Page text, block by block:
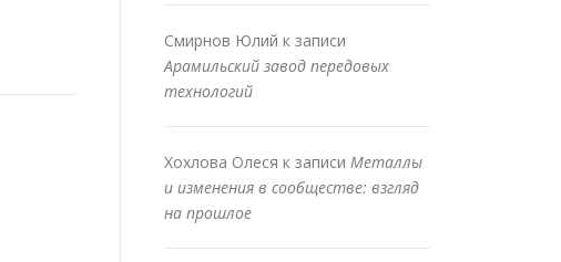
Смирнов Юлий к записи
Арамильский завод передовых
технологий
Хохлова Олеся к записи Металлы
и изменения в сообществе: взгляд
на прошлое